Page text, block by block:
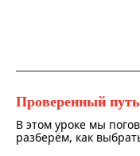
Проверенный
В этом уроке мы
разберём, как